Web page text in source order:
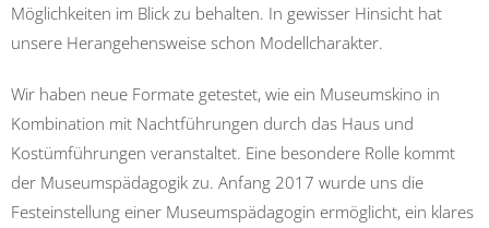
Möglichkeiten im Blick zu behalten. In gewisser Hinsicht hat
unsere Herangehensweise schon Modellcharakter.
Wir haben neue Formate getestet, wie ein Museumskino in
Kombination mit Nachtführungen durch das Haus und
Kostümführungen veranstaltet. Eine besondere Rolle kommt
der Museumspädagogik zu. Anfang 2017 wurde uns die
Festeinstellung einer Museumspädagogin ermöglicht, ein klares